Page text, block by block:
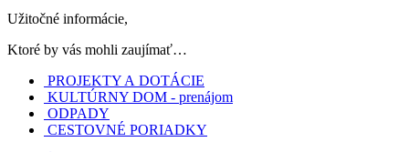
Užitočné informácie,
Ktoré by vás mohli zaujímať…
PROJEKTY A DOTÁCIE
KULTÚRNY DOM - prenájom
ODPADY
CESTOVNÉ PORIADKY